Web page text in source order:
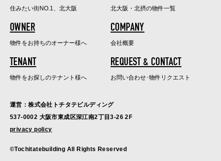
住みたい街NO.1、北大阪 北大阪・北摂の物件一覧
OWNER
物件をお持ちのオーナー様へ
COMPANY
会社概要
TENANT
物件をお探しのテナント様へ
REQUEST & CONTACT
お問い合わせ･物件リクエスト
運営：株式会社トチタテビルディング
537-0002 大阪市東成区深江南2丁目3-26 2F
privacy policy
©Tochitatebuilding All Rights Reserved